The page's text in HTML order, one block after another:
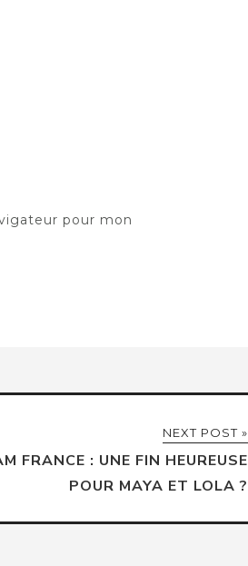
pour mon
NEXT POST »
FRANCE : UNE FIN HEUREUSE
POUR MAYA ET LOLA ?